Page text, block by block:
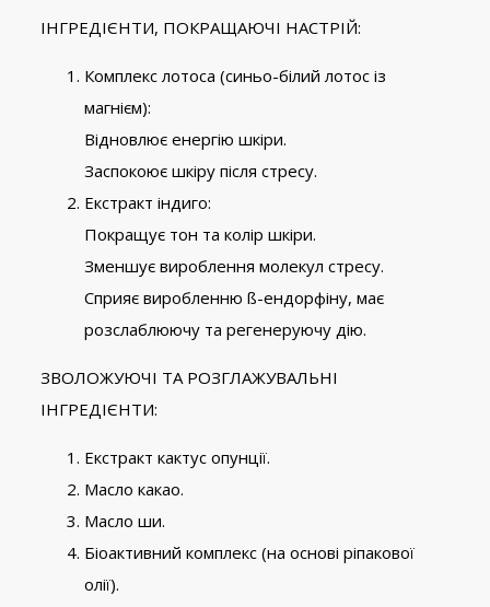
ІНГРЕДІЄНТИ, ПОКРАЩАЮЧІ НАСТРІЙ:
Комплекс лотоса (синьо-білий лотос із
магнієм):
Відновлює енергію шкіри.
Заспокоює шкіру після стресу.
Екстракт індиго:
Покращує тон та колір шкіри.
Зменшує вироблення молекул стресу.
Сприяє виробленню ß-ендорфіну, має
розслаблюючу та регенеруючу дію.
ЗВОЛОЖУЮЧІ ТА РОЗГЛАЖУВАЛЬНІ
ІНГРЕДІЄНТИ:
Екстракт кактус опунції.
Масло какао.
Масло ши.
Біоактивний комплекс (на основі ріпакової
олії).